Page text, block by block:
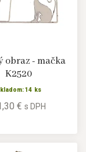
obraz - mačka
K2520
14 ks
€ s DPH